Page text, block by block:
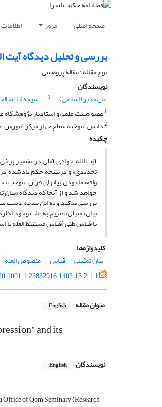
صفحه اصلی مرور
بررسی و تحلیل دیدگاه آیت
نوع مقاله : مقاله پژوهشی
نویسندگان
علی مدبر (اسلامی)
1 سیده لیلا
1عضو هیئت علمی و استادیار پژوهشگاه
2دانش آموخته سطح چهار مرکز آموزش
چکیده
با قیاس ظنی (قیاس مستنبَط العله با
کلیدواژه‌ها
بیان تمثیلی
قیاس منصوص العله
عنوان مقاله English
and its
نویسندگان English
Office of Qom Seminary (Research